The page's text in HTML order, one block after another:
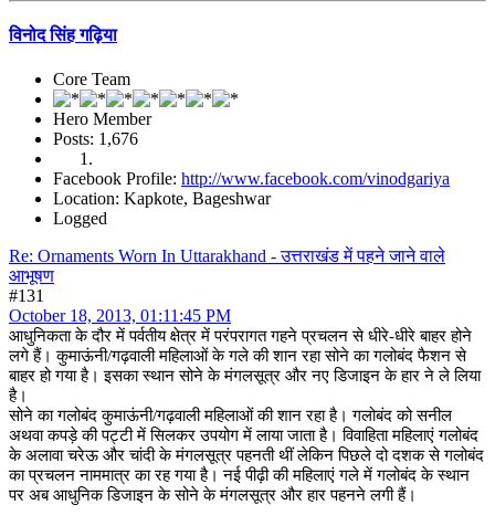
विनोद सिंह गढ़िया
Core Team
Hero Member
Posts: 1,676
Facebook Profile: http://www.facebook.com/vinodgariya
Location: Kapkote, Bageshwar
Logged
Re: Ornaments Worn In Uttarakhand - उत्तराखंड में पहने जाने वाले
आभूषण
#131
October 18, 2013, 01:11:45 PM
आधुनिकता के दौर में पर्वतीय क्षेत्र में परंपरागत गहने प्रचलन से धीरे-धीरे बाहर होने
लगे हैं। कुमाऊंनी/गढ़वाली महिलाओं के गले की शान रहा सोने का गलोबंद फैशन से
बाहर हो गया है। इसका स्थान सोने के मंगलसूत्र और नए डिजाइन के हार ने ले लिया
है।
सोने का गलोबंद कुमाऊंनी/गढ़वाली महिलाओं की शान रहा है। गलोबंद को सनील
अथवा कपड़े की पट्टी में सिलकर उपयोग में लाया जाता है। विवाहिता महिलाएं गलोबंद
के अलावा चरेऊ और चांदी के मंगलसूत्र पहनती थीं लेकिन पिछले दो दशक से गलोबंद
का प्रचलन नाममात्र का रह गया है। नई पीढ़ी की महिलाएं गले में गलोबंद के स्थान
पर अब आधुनिक डिजाइन के सोने के मंगलसूत्र और हार पहनने लगी हैं।